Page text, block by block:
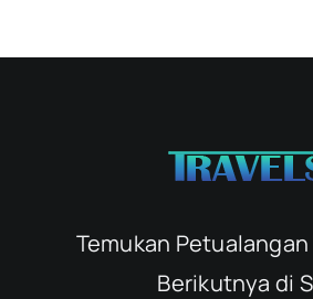
Temukan
Berikutnya di